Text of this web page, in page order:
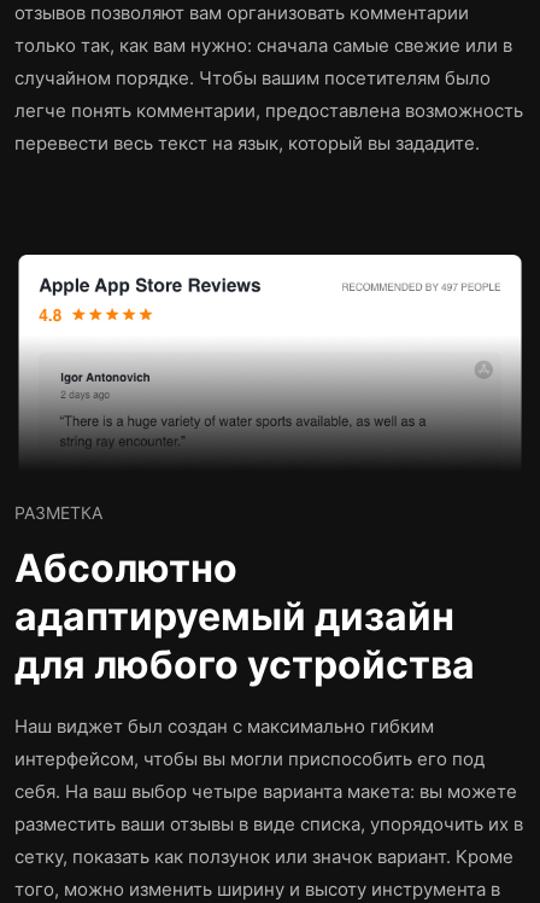
отзывов позволяют вам организовать комментарии
только так, как вам нужно: сначала самые свежие или в
случайном порядке. Чтобы вашим посетителям было
легче понять комментарии, предоставлена возможность
перевести весь текст на язык, который вы зададите.
РАЗМЕТКА
Абсолютно
адаптируемый дизайн
для любого устройства
Наш виджет был создан с максимально гибким
интерфейсом, чтобы вы могли приспособить его под
себя. На ваш выбор четыре варианта макета: вы можете
разместить ваши отзывы в виде списка, упорядочить их в
сетку, показать как ползунок или значок вариант. Кроме
того, можно изменить ширину и высоту инструмента в